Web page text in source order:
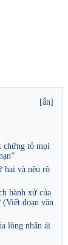
[ẩn]
chứng tỏ mọi
hai và nêu rõ
hành xử của
đoạn văn
lòng nhân ái